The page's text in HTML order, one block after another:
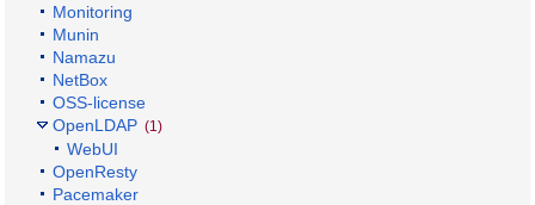
Monitoring
Munin
Namazu
NetBox
OSS-license
OpenLDAP (1)
WebUI
OpenResty
Pacemaker